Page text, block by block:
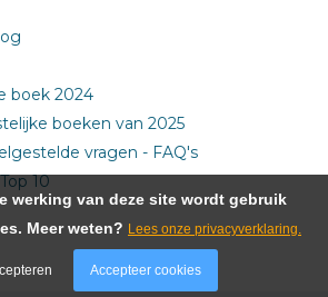
boek 2024
boeken van 2025
vragen - FAQ's
10
werking van deze site wordt gebruik
Meer weten? Lees onze privacyverklaring.
Accepteer cookies